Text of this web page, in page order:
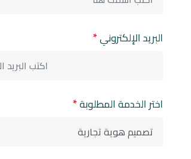
البريد الإلكتروني*
اختر الخدمة المطلوبة*